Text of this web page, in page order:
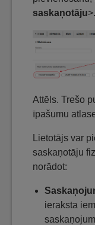
saskaņotāju>.
Attēls. Trešo
īpašumu
Lietotājs var
saskaņotāju
norādot:
ieraksta